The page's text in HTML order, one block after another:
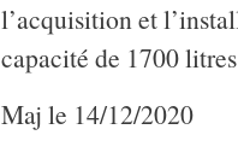
l’acquisition et
capacité de 1700
Maj le 14/12/2020